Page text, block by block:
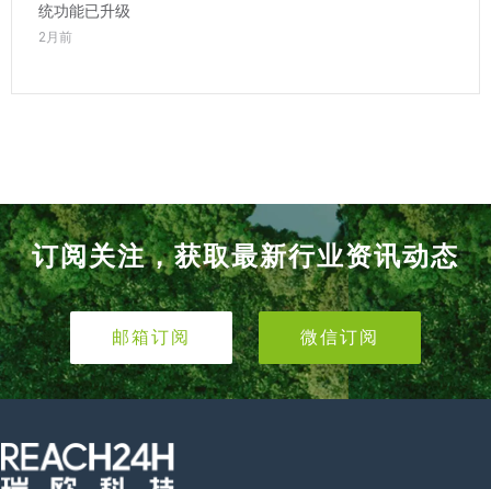
统功能已升级
2月前
订阅关注，获取最新行业资讯动态
邮箱订阅 微信订阅